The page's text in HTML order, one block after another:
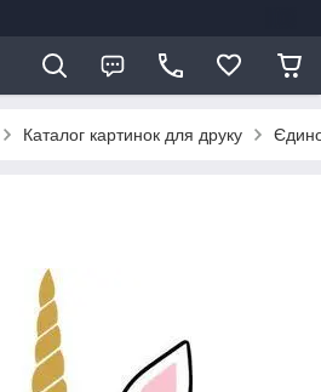
Каталог картинок для друку